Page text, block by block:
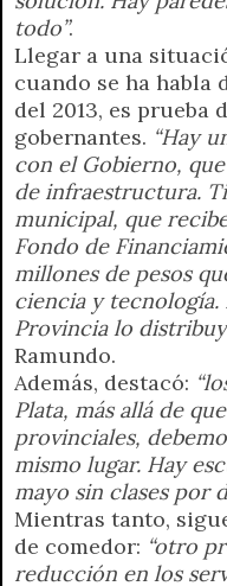
todo”.
Llegar a una
cuando se ha habla
del 2013, es prueba
gobernantes. “Hay
con el Gobierno,
de infraestructura.
municipal, que
Fondo de
millones de pesos
ciencia y tecnología.
Provincia lo
Ramundo.
Además, destacó:
Plata, más allá de
provinciales,
mismo lugar. Hay
mayo sin clases por
Mientras tanto,
de comedor: “otro
reducción en los